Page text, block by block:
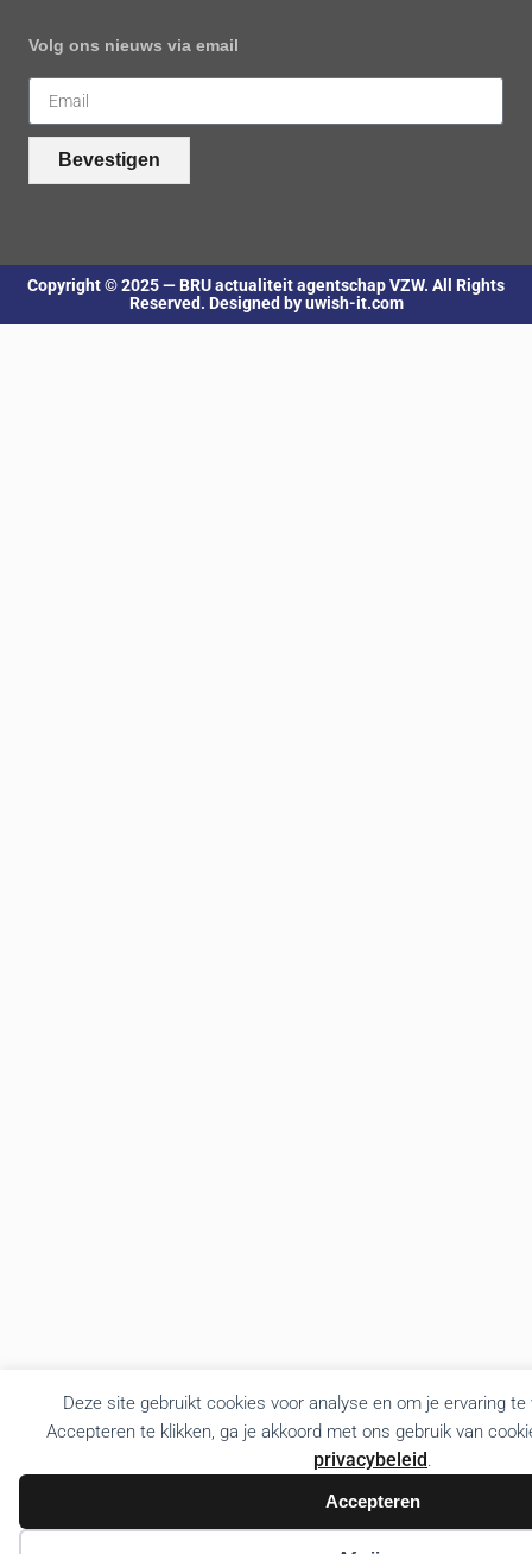
Deze site gebruikt cookies voor analyse en om je ervaring
Accepteren te klikken, ga je akkoord met ons gebruik van
privacybeleid.
Accepteren
Volg ons nieuws via email
Bevestigen
Copyright © 2025 — BRU actualiteit agentschap VZW. All Rights
Reserved. Designed by uwish-it.com